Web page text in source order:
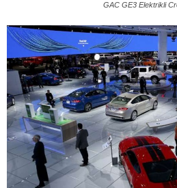
GAC GE3 Elektrikli